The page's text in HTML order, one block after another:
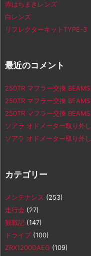
赤はちまきレンズ
白レンズ
リフレクターキットTYPE-3
最近のコメント
250TR マフラー交換 BEAMS
250TR マフラー交換 BEAMS
250TR マフラー交換 BEAMS
ソアラ オドメーター取り外し
ソアラ オドメーター取り外し
カテゴリー
メンテナンス (253)
走行会 (27)
観戦記 (147)
ドライブ (100)
ZRX1200DAEG (109)